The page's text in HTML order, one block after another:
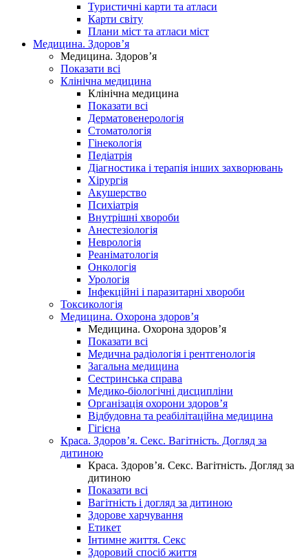
Туристичні карти та атласи
Карти світу
Плани міст та атласи міст
Медицина. Здоров’я
Медицина. Здоров’я
Показати всі
Клінічна медицина
Клінічна медицина
Показати всі
Дерматовенерологія
Стоматологія
Гінекологія
Педіатрія
Діагностика і терапія інших захворювань
Хірургія
Акушерство
Психіатрія
Внутрішні хвороби
Анестезіологія
Неврологія
Реаніматологія
Онкологія
Урологія
Інфекційні і паразитарні хвороби
Токсикологія
Медицина. Охорона здоров’я
Медицина. Охорона здоров’я
Показати всі
Медична радіологія і рентгенологія
Загальна медицина
Сестринська справа
Медико-біологічні дисципліни
Організація охорони здоров’я
Відбудовна та реабілітаційна медицина
Гігієна
Краса. Здоров’я. Секс. Вагітність. Догляд за
дитиною
Краса. Здоров’я. Секс. Вагітність. Догляд за
дитиною
Показати всі
Вагітність і догляд за дитиною
Здорове харчування
Етикет
Інтимне життя. Секс
Здоровий спосіб життя